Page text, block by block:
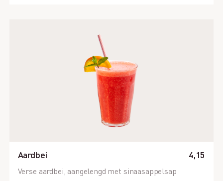
Aardbei 4,15
Verse aardbei, aangelengd met sinaasappelsap